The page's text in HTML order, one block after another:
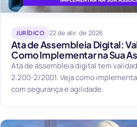
JURÍDICO 22 de abr. de 2026
Ata de Assembleia Digital:
Como Implementar na Sua
Ata de assembleia digital tem
2.200-2/2001. Veja como
com segurança e agilidade.